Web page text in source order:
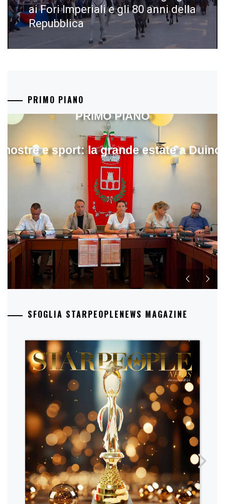
post:
ai Fori Imperiali e gli 80 anni della
Repubblica
PRIMO PIANO
e sport: la grande estate a
PRIMO PIANO
SFOGLIA STARPEOPLENEWS MAGAZINE